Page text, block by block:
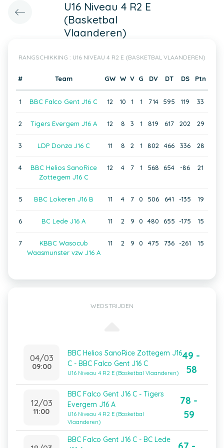
U16 Niveau 4 R2 E
(Basketbal
Vlaanderen)
RANGSCHIKKING : U16 NIVEAU 4 R2 E (BASKETBAL VLAANDEREN)
# Team GW W V G DV DT DS Ptn
1 BBC Falco Gent J16 C 12 10 1 1 714 595 119 33
2 Tigers Evergem J16 A 12 8 3 1 819 617 202 29
3 LDP Donza J16 C 11 8 2 1 802 466 336 28
4
BBC Helios SanoRice
Zottegem J16 C
12 4 7 1 568 654 -86 21
5 BBC Lokeren J16 B 11 4 7 0 506 641 -135 19
6 BC Lede J16 A 11 2 9 0 480 655 -175 15
7
KBBC Wasocub
Waasmunster vzw J16 A
11 2 9 0 475 736 -261 15
WEDSTRIJDEN
04/03
09:00
BBC Helios SanoRice Zottegem J16
C - BBC Falco Gent J16 C
U16 Niveau 4 R2 E (Basketbal Vlaanderen)
49 -
58
12/03
11:00
BBC Falco Gent J16 C - Tigers
Evergem J16 A
U16 Niveau 4 R2 E (Basketbal
Vlaanderen)
78 -
59
BBC Falco Gent J16 C - BC Lede